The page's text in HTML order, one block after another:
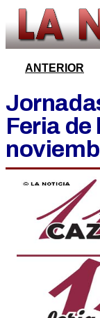
ANTERIOR
Feria de